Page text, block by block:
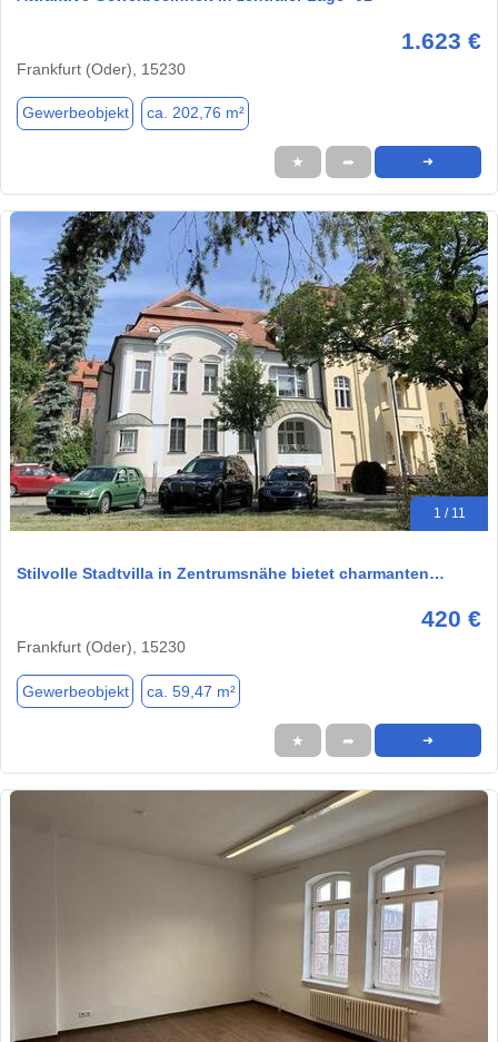
1.623 €
Frankfurt (Oder), 15230
Gewerbeobjekt ca. 202,76 m²
★ ➦ ➜
1 / 11
Stilvolle Stadtvilla in Zentrumsnähe bietet charmanten…
420 €
Frankfurt (Oder), 15230
Gewerbeobjekt ca. 59,47 m²
★ ➦ ➜